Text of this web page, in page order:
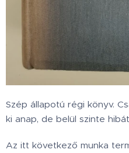
Szép állapotú régi könyv.
ki anap, de belül szinte
Az ​itt következő munka